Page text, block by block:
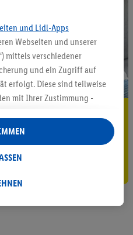
sparen³²ᵃ
anmelden
sichern!
und Lidl-Apps
Webseiten und unserer
mittels verschiedener
und ein Zugriff auf
erfolgt. Diese sind teilweise
mit Ihrer Zustimmung -
mit dem IAB TCF
Werbung
Werbung werden